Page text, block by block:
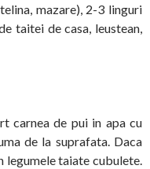
mazare), 2-3 linguri
taitei de casa, leustean,
carnea de pui in apa cu
de la suprafata. Daca
legumele taiate cubulete.